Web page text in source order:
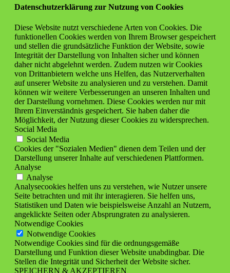
Datenschutzerklärung zur Nutzung von Cookies
Diese Website nutzt verschiedene Arten von Cookies. Die
funktionellen Cookies werden von Ihrem Browser gespeichert
und stellen die grundsätzliche Funktion der Website, sowie
Integrität der Darstellung von Inhalten sicher und können
daher nicht abgelehnt werden. Zudem nutzen wir Cookies
von Drittanbietern welche uns Helfen, das Nutzerverhalten
auf unserer Website zu analysieren und zu verstehen. Damit
können wir weitere Verbesserungen an unseren Inhalten und
der Darstellung vornehmen. Diese Cookies werden nur mit
Ihrem Einverständnis gespeichert. Sie haben daher die
Möglichkeit, der Nutzung dieser Cookies zu widersprechen.
Social Media
Social Media
Cookies der "Sozialen Medien" dienen dem Teilen und der
Darstellung unserer Inhalte auf verschiedenen Plattformen.
Analyse
Analyse
Analysecookies helfen uns zu verstehen, wie Nutzer unsere
Seite betrachten und mit ihr interagieren. Sie helfen uns,
Statistiken und Daten wie beispielsweise Anzahl an Nutzern,
angeklickte Seiten oder Absprungraten zu analysieren.
Notwendige Cookies
Notwendige Cookies
Notwendige Cookies sind für die ordnungsgemäße
Darstellung und Funktion dieser Website unabdingbar. Die
Stellen die Integrität und Sicherheit der Website sicher.
SPEICHERN & AKZEPTIEREN